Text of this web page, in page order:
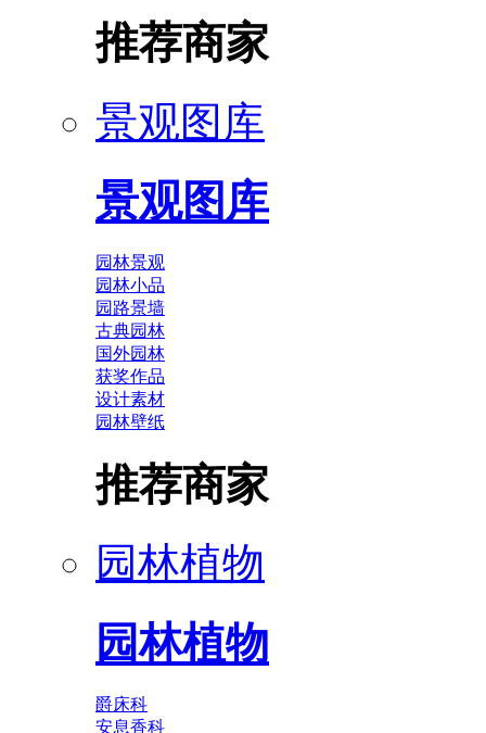
推荐商家
景观图库
景观图库
园林景观
园林小品
园路景墙
古典园林
国外园林
获奖作品
设计素材
园林壁纸
推荐商家
园林植物
园林植物
爵床科
安息香科